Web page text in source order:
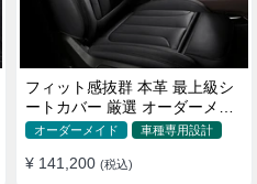
フィット感抜群 本革 最上級シ
ートカバー 厳選 オーダーメイ
ド 防水 雰囲気 全席セット
オーダーメイド 車種専用設計
¥ 141,200 (税込)